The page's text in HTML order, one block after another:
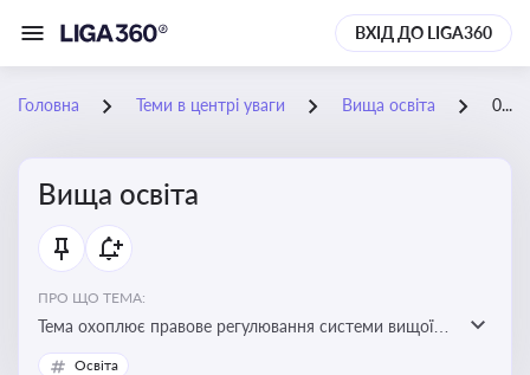
ВХІД ДО LIGA360
Головна Теми в центрі уваги Вища освіта 07-07-2026
Вища освіта
ПРО ЩО ТЕМА:
Тема охоплює правове регулювання системи вищої
освіти, освітніх рівнів та кваліфікацій в Україні
Освіта